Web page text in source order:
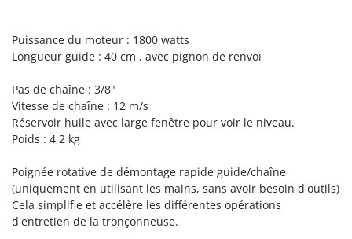
Piscines
Plateaux de coupe pour tracteur
Plumeuses
Pompes d'irrigation à tracteur
Pompes de transfert
Pompes immergées électriques
Postes à souder
G
G3 Ferrari
Gardena
Garofalo
GeoTech
Gierre
Ginko - MGM
Gipeco
Puissance du moteur : 1800 watts
Longueur guide : 40 cm , avec pignon de renvoi
Pas de chaîne : 3/8"
Vitesse de chaîne : 12 m/s
Réservoir huile avec large fenêtre pour voir le niveau.
Poids : 4,2 kg
Poignée rotative de démontage rapide guide/chaîne
(uniquement en utilisant les mains, sans avoir besoin d'outils)
Cela simplifie et accélère les différentes opérations
d'entretien de la tronçonneuse.